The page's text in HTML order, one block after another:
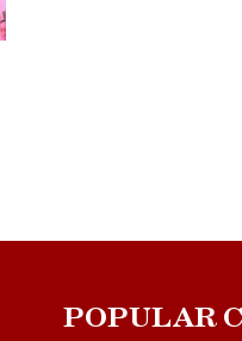
POPULAR